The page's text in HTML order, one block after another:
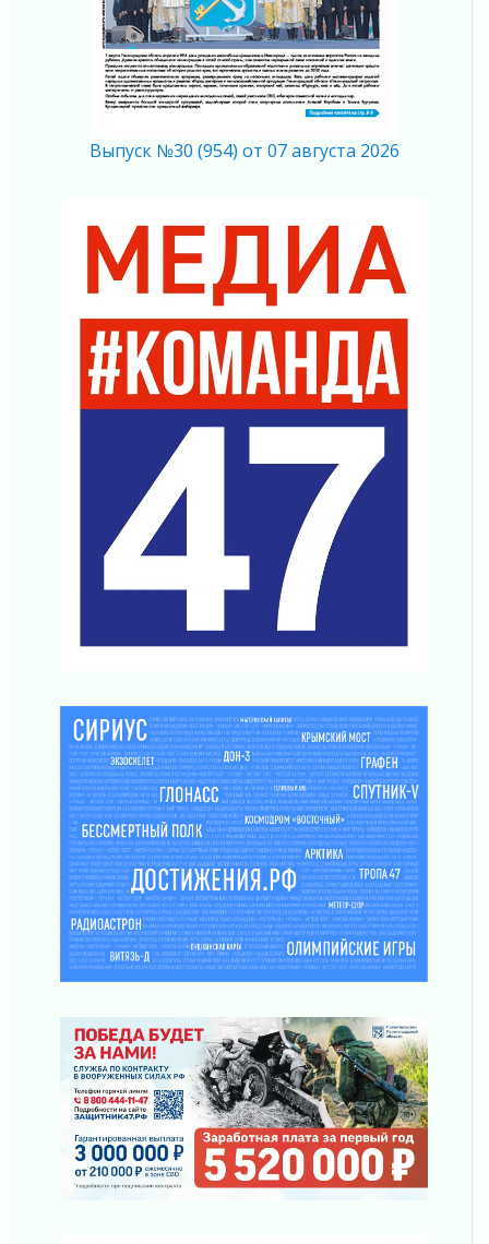
Строительные компании Ленобласти
подняли зарплаты почти на 40% за год
03 августа 2026
Шесть новых жизней в честь дня рождения
Ленинградской области
Уроки безопасности для детей и взрослых
десантных войск
02 августа 2026
«Активное лето»
Ленобласть отметила заслуги жителей перед
регионом и страной
02 августа 2026
Ладога — не пруд
ПСК через Гослуслуги напомнит жителям
Ленинградской области о неоплаченных
02 августа 2026
Пропавшего подростка нашли в Кировском
Жителям Ленобласти напомнили, как
действовать при укусе клеща
В Ивангороде назвали новых почетных
граждан Ленинградской области
02 августа 2026
Готовность №1
02 августа 2026
Километровые столбы «Дороги жизни»
отправили на реставрацию
02 августа 2026
Ленобласть внедрила передовую подготовку
операторов БПЛА
02 августа 2026
В Ивангороде появилась «Избушка-
02 августа 2026
Юхла, мука, кантеле и Водяной
01 августа 2026
Лето катится с горки
01 августа 2026
В Ленобласти открылась экспозиция к 150-
летию Билибина
Выпуск №30 (954) от 07 августа 2026